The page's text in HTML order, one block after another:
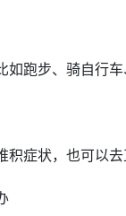
如跑步、骑自行
积症状，也可以